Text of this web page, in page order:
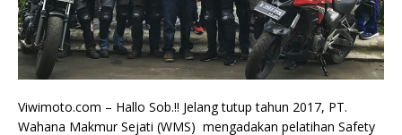
Viwimoto.com – Hallo Sob.!! Jelang tutup tahun 2017, PT.
Wahana Makmur Sejati (WMS) mengadakan pelatihan Safety